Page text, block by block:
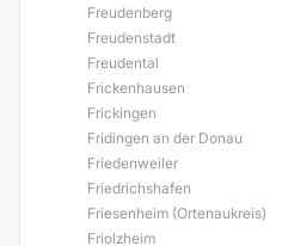
Freudenberg
Freudenstadt
Freudental
Frickenhausen
Frickingen
Fridingen an der Donau
Friedenweiler
Friedrichshafen
Friesenheim (Ortenaukreis)
Friolzheim